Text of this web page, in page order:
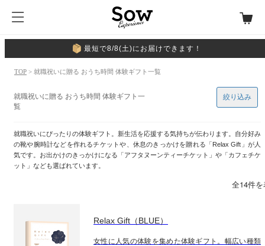
最短で8/8(土)にお届けできます！
TOP > 就職祝いに贈る おうち時間 体験ギフト一覧
就職祝いに贈る おうち時間 体験ギフト一
覧
就職祝いにぴったりの体験ギフト。新生活を応援する気持ちが伝わります。自分好み
の靴や腕時計などを作れるチケットや、休息のきっかけを贈れる「Relax Gift」が人
気です。お出かけのきっかけになる「アフタヌーンティーチケット」や「カフェチケ
ット」なども選ばれています。
絞り込み
全14件
Relax Gift（BLUE）
女性に人気の体験を集めた体験ギフト。幅広い種類